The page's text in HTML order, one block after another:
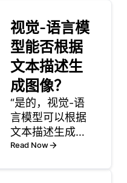
视觉-语言模
型能否根据
文本描述生
成图像？
“是的，视觉-语
言模型可以根据
文本描述生成图
像。这些模型结
Read Now